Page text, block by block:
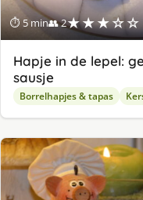
⏱ 5 min👥 2★★★☆☆
Hapje in de lepel:
sausje
Borrelhapjes & tapas